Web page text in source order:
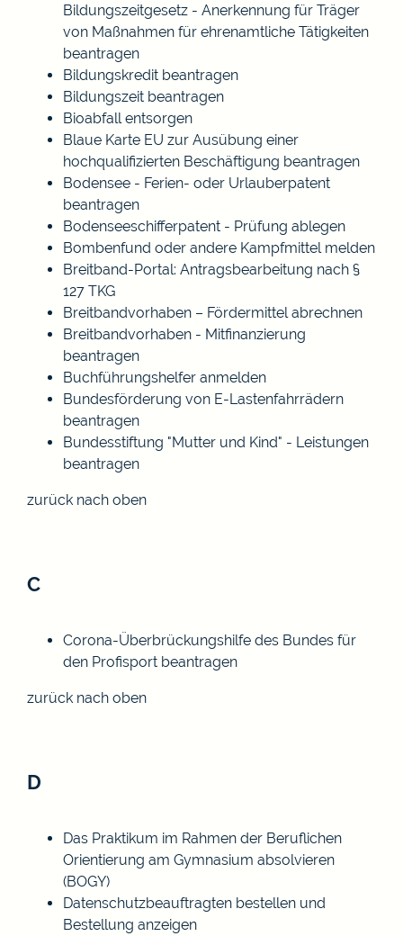
Bildungszeitgesetz - Anerkennung für Träger
von Maßnahmen für ehrenamtliche Tätigkeiten
beantragen
Bildungskredit beantragen
Bildungszeit beantragen
Bioabfall entsorgen
Blaue Karte EU zur Ausübung einer
hochqualifizierten Beschäftigung beantragen
Bodensee - Ferien- oder Urlauberpatent
beantragen
Bodenseeschifferpatent - Prüfung ablegen
Bombenfund oder andere Kampfmittel melden
Breitband-Portal: Antragsbearbeitung nach §
127 TKG
Breitbandvorhaben – Fördermittel abrechnen
Breitbandvorhaben - Mitfinanzierung
beantragen
Buchführungshelfer anmelden
Bundesförderung von E-Lastenfahrrädern
beantragen
Bundesstiftung "Mutter und Kind" - Leistungen
beantragen
zurück nach oben
C
Corona-Überbrückungshilfe des Bundes für
den Profisport beantragen
zurück nach oben
D
Das Praktikum im Rahmen der Beruflichen
Orientierung am Gymnasium absolvieren
(BOGY)
Datenschutzbeauftragten bestellen und
Bestellung anzeigen